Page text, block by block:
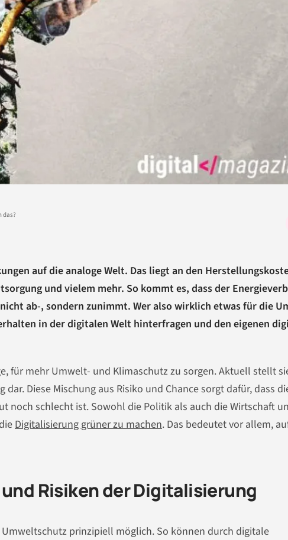
das?
auf die analoge Welt. Das liegt an den
und vielem mehr. So kommt es, dass der
ab-, sondern zunimmt. Wer also wirklich etwas für die
in der digitalen Welt hinterfragen und den eigenen
für mehr Umwelt- und Klimaschutz zu sorgen. Aktuell stellt
Diese Mischung aus Risiko und Chance sorgt dafür, dass
noch schlecht ist. Sowohl die Politik als auch die Wirtschaft
Digitalisierung grüner zu machen. Das bedeutet vor allem,
Risiken der Digitalisierung
prinzipiell möglich. So können durch digitale